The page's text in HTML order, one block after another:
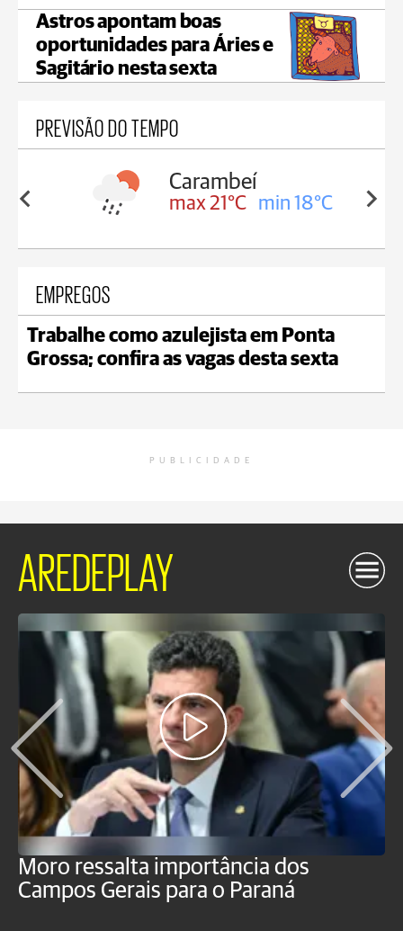
Astros apontam boas
oportunidades para Áries e
Sagitário nesta sexta
PREVISÃO DO TEMPO
18°C
Carambeí
max 21°C min 18°C
EMPREGOS
Trabalhe como azulejista em Ponta
Grossa; confira as vagas desta sexta
PUBLICIDADE
AREDEPLAY
Moro ressalta importância dos
Campos Gerais para o Paraná